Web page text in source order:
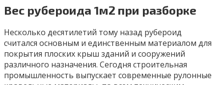
Вес рубероида 1м2 при разборке
Несколько десятилетий тому назад рубероид
считался основным и единственным материалом для
покрытия плоских крыш зданий и сооружений
различного назначения. Сегодня строительная
промышленность выпускает современные рулонные